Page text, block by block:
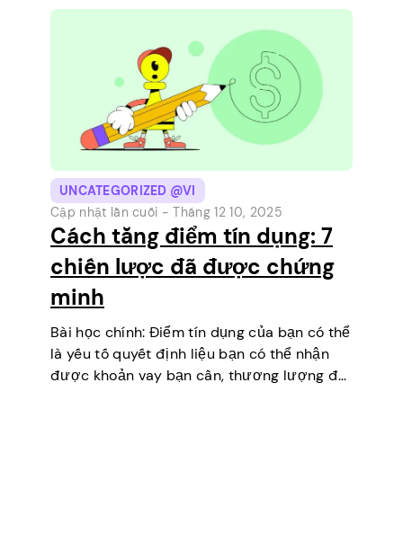
UNCATEGORIZED @VI
Cập nhật lần cuối -Tháng 12 10, 2025
Cách tăng điểm tín dụng: 7
chiến lược đã được chứng
minh
Bài học chính: Điểm tín dụng của bạn có thể
là yếu tố quyết định liệu bạn có thể nhận
được khoản vay bạn cần, thương lượng để